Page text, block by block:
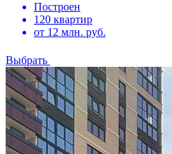
Построен
120 квартир
от 12 млн. руб.
Выбрать